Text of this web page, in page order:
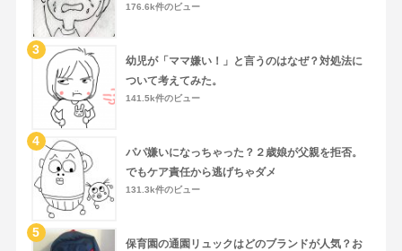
176.6k件のビュー
幼児が「ママ嫌い！」と言うのはなぜ？対処法に
ついて考えてみた。
141.5k件のビュー
パパ嫌いになっちゃった？２歳娘が父親を拒否。
でもケア責任から逃げちゃダメ
131.3k件のビュー
保育園の通園リュックはどのブランドが人気？お